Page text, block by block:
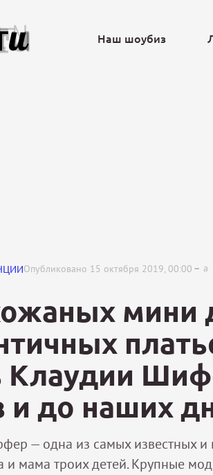
Наш шоубиз
Опубликовано 15 октября 2019, 00:00 a
мини
Клаудии
и до наших
— одна из самых известных
и мама троих детей. Крупные